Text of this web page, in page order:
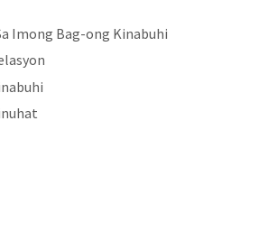
Imong Bag-ong Kinabuhi